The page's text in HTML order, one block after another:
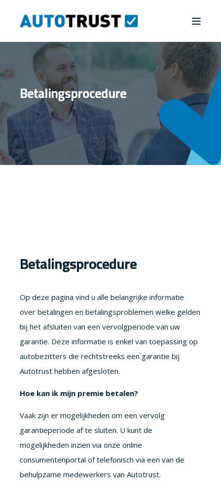
Betalingsprocedure
Betalingsprocedure
Op deze pagina vind u alle belangrijke informatie
over betalingen en betalingsproblemen welke gelden
bij het afsluiten van een vervolgperiode van uw
garantie. Deze informatie is enkel van toepassing op
autobezitters die rechtstreeks een garantie bij
Autotrust hebben afgesloten.
Hoe kan ik mijn premie betalen?
Vaak zijn er mogelijkheden om een vervolg
garantieperiode af te sluiten. U kunt de
mogelijkheden inzien via onze online
consumentenportal of telefonisch via een van de
behulpzame medewerkers van Autotrust.